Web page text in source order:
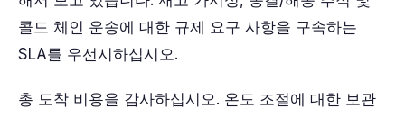
콜드 체인 운송에 대한 규제 요구 사항을 구속하는
SLA를 우선시하십시오.
총 도착 비용을 감사하십시오. 온도 조절에 대한 보관